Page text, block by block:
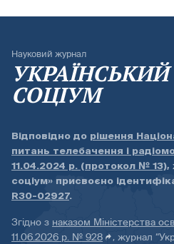
Науковий журнал
УКРАЇНСЬКИЙ
СОЦІУМ
Відповідно до рішення
питань телебачення і
11.04.2024 р. (протокол № 13),
соціум» присвоєно
R30-02927.
Згідно з наказом Міністерства
11.06.2026 р. № 928
, журнал